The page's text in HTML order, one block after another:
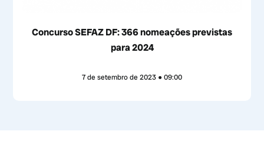
Concurso SEFAZ DF: 366 nomeações previstas
para 2024
7 de setembro de 2023 09:00